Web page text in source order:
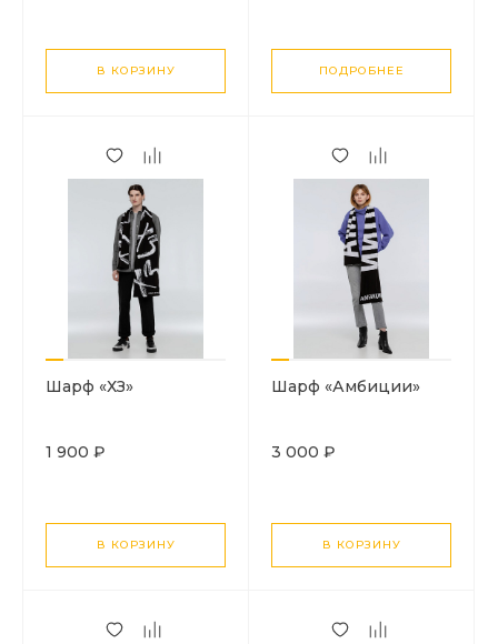
В КОРЗИНУ ПОДРОБНЕЕ
Шарф «ХЗ»
1 900 ₽
В КОРЗИНУ
Шарф «Амбиции»
3 000 ₽
В КОРЗИНУ